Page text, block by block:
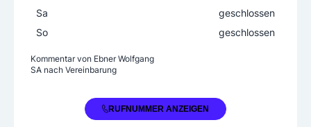
Fahrzeugtuning
Sonstige Services
Abschleppdienst
Ersatzfahrzeug
Schadensgutachten
Sa
geschlossen
So
geschlossen
Kommentar von Ebner Wolfgang
SA nach Vereinbarung
+43 5574 66915RUFNUMMER ANZEIGEN